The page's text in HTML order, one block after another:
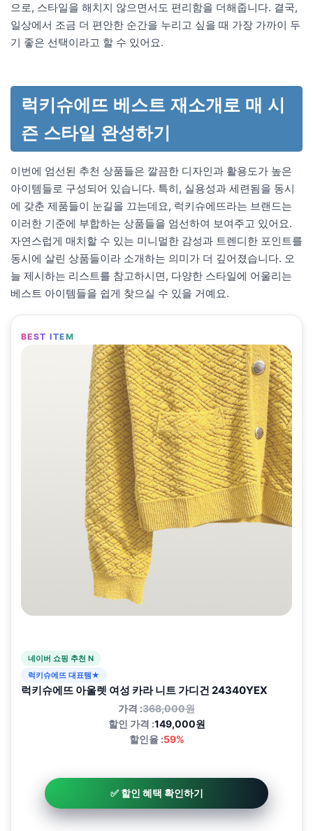
으로, 스타일을 해치지 않으면서도 편리함을 더해줍니다. 결국,
일상에서 조금 더 편안한 순간을 누리고 싶을 때 가장 가까이 두
기 좋은 선택이라고 할 수 있어요.
럭키슈에뜨 베스트 재소개로 매 시
즌 스타일 완성하기
이번에 엄선된 추천 상품들은 깔끔한 디자인과 활용도가 높은
아이템들로 구성되어 있습니다. 특히, 실용성과 세련됨을 동시
에 갖춘 제품들이 눈길을 끄는데요, 럭키슈에뜨라는 브랜드는
이러한 기준에 부합하는 상품들을 엄선하여 보여주고 있어요.
자연스럽게 매치할 수 있는 미니멀한 감성과 트렌디한 포인트를
동시에 살린 상품들이라 소개하는 의미가 더 깊어졌습니다. 오
늘 제시하는 리스트를 참고하시면, 다양한 스타일에 어울리는
베스트 아이템들을 쉽게 찾으실 수 있을 거예요.
BEST ITEM
네이버 쇼핑 추천 N
럭키슈에뜨 대표템★
럭키슈에뜨 아울렛 여성 카라 니트 가디건 24340YEX
가격 :368,000원
할인 가격 :149,000원
할인율 :59%
✅ 할인 혜택 확인하기